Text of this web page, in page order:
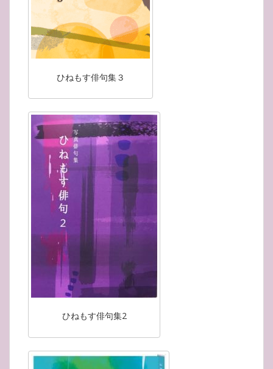
ひねもす俳句集３
ひねもす俳句集2